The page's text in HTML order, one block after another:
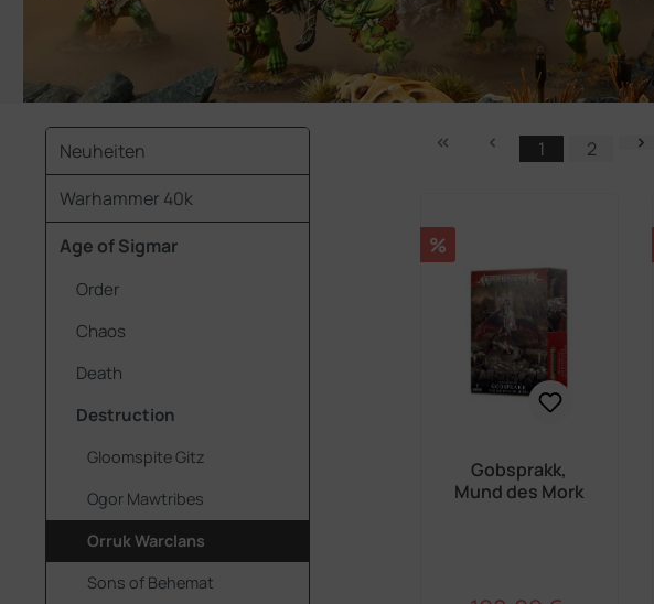
Neuheiten
Warhammer 40k
Age of Sigmar
Order
Chaos
Death
Destruction
Gloomspite Gitz
Ogor Mawtribes
Orruk Warclans
Sons of Behemat
Seite
1 Seite
2
Rabatt
%
Gobsprakk,
Mund des Mork